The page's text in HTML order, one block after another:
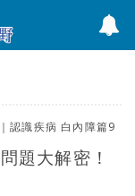
題大解密！